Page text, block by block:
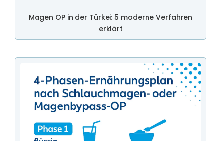
Magen OP in der Türkei: 5 moderne Verfahren
erklärt